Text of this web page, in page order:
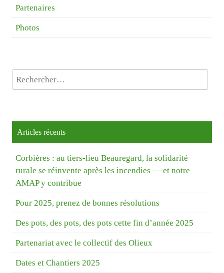
Partenaires
Photos
Rechercher :
Articles récents
Corbières : au tiers-lieu Beauregard, la solidarité
rurale se réinvente après les incendies — et notre
AMAP y contribue
Pour 2025, prenez de bonnes résolutions
Des pots, des pots, des pots cette fin d’année 2025
Partenariat avec le collectif des Olieux
Dates et Chantiers 2025